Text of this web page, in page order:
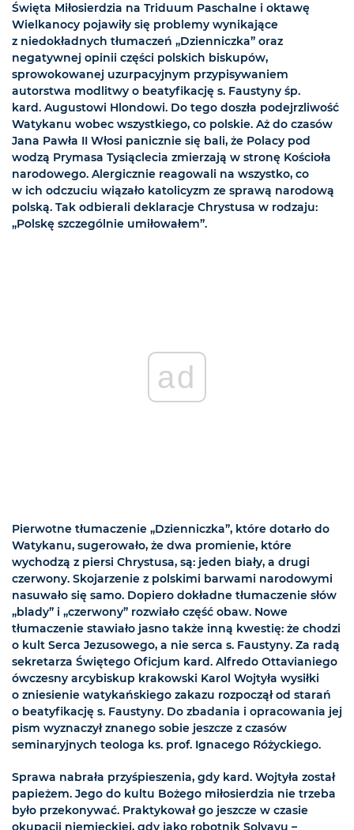
Święta Miłosierdzia na Triduum Paschalne i oktawę
Wielkanocy pojawiły się problemy wynikające
z niedokładnych tłumaczeń „Dzienniczka” oraz
negatywnej opinii części polskich biskupów,
sprowokowanej uzurpacyjnym przypisywaniem
autorstwa modlitwy o beatyfikację s. Faustyny śp.
kard. Augustowi Hlondowi. Do tego doszła podejrzliwość
Watykanu wobec wszystkiego, co polskie. Aż do czasów
Jana Pawła II Włosi panicznie się bali, że Polacy pod
wodzą Prymasa Tysiąclecia zmierzają w stronę Kościoła
narodowego. Alergicznie reagowali na wszystko, co
w ich odczuciu wiązało katolicyzm ze sprawą narodową
polską. Tak odbierali deklaracje Chrystusa w rodzaju:
„Polskę szczególnie umiłowałem”.
ad
Pierwotne tłumaczenie „Dzienniczka”, które dotarło do
Watykanu, sugerowało, że dwa promienie, które
wychodzą z piersi Chrystusa, są: jeden biały, a drugi
czerwony. Skojarzenie z polskimi barwami narodowymi
nasuwało się samo. Dopiero dokładne tłumaczenie słów
„blady” i „czerwony” rozwiało część obaw. Nowe
tłumaczenie stawiało jasno także inną kwestię: że chodzi
o kult Serca Jezusowego, a nie serca s. Faustyny. Za radą
sekretarza Świętego Oficjum kard. Alfredo Ottavianiego
ówczesny arcybiskup krakowski Karol Wojtyła wysiłki
o zniesienie watykańskiego zakazu rozpoczął od starań
o beatyfikację s. Faustyny. Do zbadania i opracowania jej
pism wyznaczył znanego sobie jeszcze z czasów
seminaryjnych teologa ks. prof. Ignacego Różyckiego.
Sprawa nabrała przyśpieszenia, gdy kard. Wojtyła został
papieżem. Jego do kultu Bożego miłosierdzia nie trzeba
było przekonywać. Praktykował go jeszcze w czasie
okupacji niemieckiej, gdy jako robotnik Solvayu –